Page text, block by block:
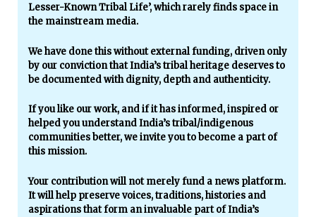
Lesser-Known Tribal Life’, which rarely finds space in
the mainstream media.
We have done this without external funding, driven only
by our conviction that India’s tribal heritage deserves to
be documented with dignity, depth and authenticity.
If you like our work, and if it has informed, inspired or
helped you understand India’s tribal/indigenous
communities better, we invite you to become a part of
this mission.
Your contribution will not merely fund a news platform.
It will help preserve voices, traditions, histories and
aspirations that form an invaluable part of India’s